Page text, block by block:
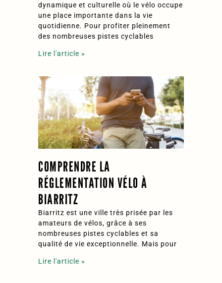
dynamique et culturelle où le vélo occupe
une place importante dans la vie
quotidienne. Pour profiter pleinement
des nombreuses pistes cyclables
Lire l'article »
COMPRENDRE LA
RÉGLEMENTATION VÉLO À
BIARRITZ
Biarritz est une ville très prisée par les
amateurs de vélos, grâce à ses
nombreuses pistes cyclables et sa
qualité de vie exceptionnelle. Mais pour
Lire l'article »